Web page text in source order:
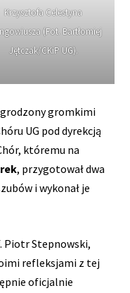
Krzysztofa Celestyna
(Fot. Bartłomiej
Jętczak/CKiP UG).
gromkimi
UG pod dyrekcją
któremu na
, przygotował dwa
i wykonał je
Piotr Stepnowski,
refleksjami z tej
oficjalnie